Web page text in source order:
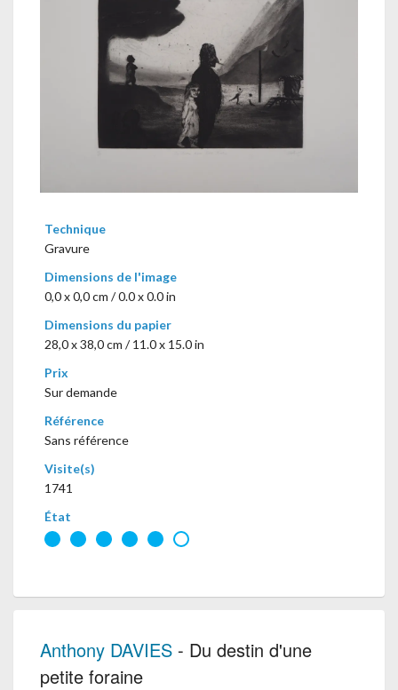
Technique
Gravure
Dimensions de l'image
0,0 x 0,0 cm / 0.0 x 0.0 in
Dimensions du papier
28,0 x 38,0 cm / 11.0 x 15.0 in
Prix
Sur demande
Référence
Sans référence
Visite(s)
1741
État
Anthony DAVIES - Du destin d'une
petite foraine